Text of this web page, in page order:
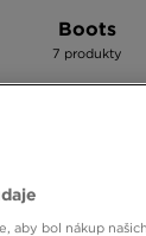
Boots
7 produkty
aby bol nákup